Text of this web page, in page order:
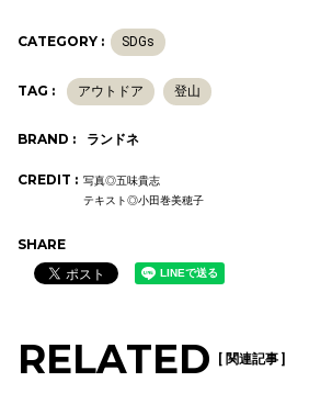
CATEGORY : SDGs
TAG : アウトドア 登山
BRAND : ランドネ
CREDIT : 写真◎五味貴志
テキスト◎小田巻美穂子
SHARE
RELATED [ 関連記事 ]